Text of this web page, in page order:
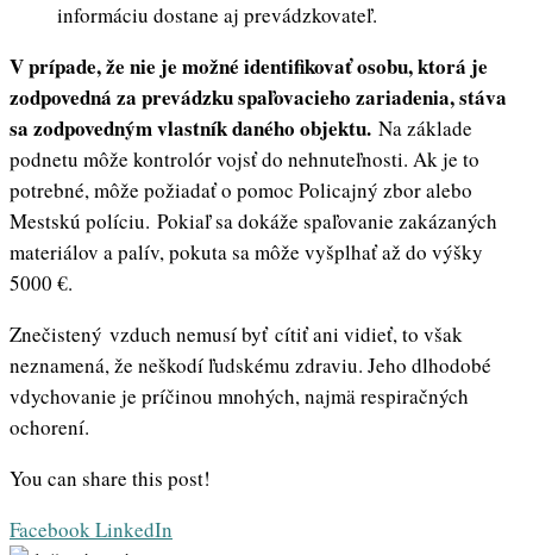
informáciu dostane aj prevádzkovateľ.
V prípade, že nie je možné identifikovať osobu, ktorá je
zodpovedná za prevádzku spaľovacieho zariadenia, stáva
sa zodpovedným vlastník daného objektu. Na základe
podnetu môže kontrolór vojsť do nehnuteľnosti. Ak je to
potrebné, môže požiadať o pomoc Policajný zbor alebo
Mestskú políciu. Pokiaľ sa dokáže spaľovanie zakázaných
materiálov a palív, pokuta sa môže vyšplhať až do výšky
5000 €.
Znečistený vzduch nemusí byť cítiť ani vidieť, to však
neznamená, že neškodí ľudskému zdraviu. Jeho dlhodobé
vdychovanie je príčinou mnohých, najmä respiračných
ochorení.
You can share this post!
FacebookLinkedIn